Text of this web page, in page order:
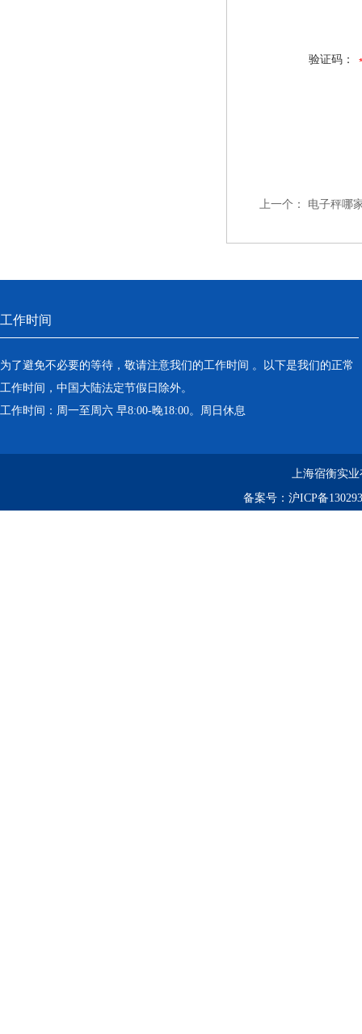
验证码：
上一个： 电子秤哪
工作时间
为了避免不必要的等待，敬请注意我们的工作时间 。以下是我们的正常
工作时间，中国大陆法定节假日除外。
工作时间：周一至周六 早8:00-晚18:00。周日休息
上海宿衡实
备案号： 沪ICP备